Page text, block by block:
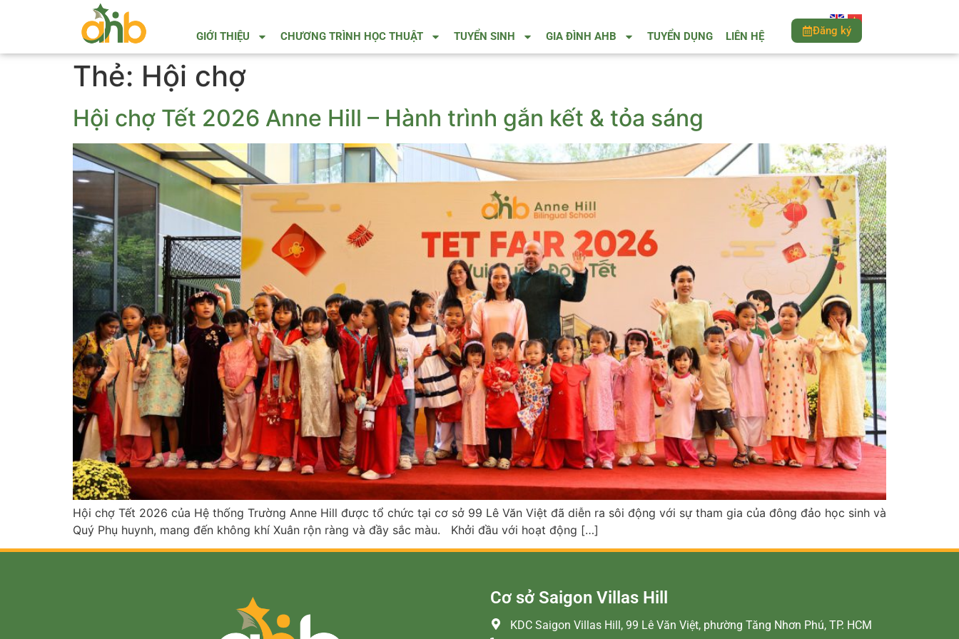
GIỚI THIỆU CHƯƠNG TRÌNH HỌC THUẬT TUYỂN SINH GIA ĐÌNH AHB TUYỂN DỤNG LIÊN HỆ Đăng ký
Thẻ: Hội chợ
Hội chợ Tết 2026 Anne Hill – Hành trình gắn kết & tỏa sáng
Hội chợ Tết 2026 của Hệ thống Trường Anne Hill được tổ chức tại cơ sở 99 Lê Văn Việt đã diễn ra sôi động với sự tham gia của đông đảo học sinh và
Quý Phụ huynh, mang đến không khí Xuân rộn ràng và đầy sắc màu. Khởi đầu với hoạt động […]
Cơ sở Saigon Villas Hill
KDC Saigon Villas Hill, 99 Lê Văn Việt, phường Tăng Nhơn Phú, TP. HCM